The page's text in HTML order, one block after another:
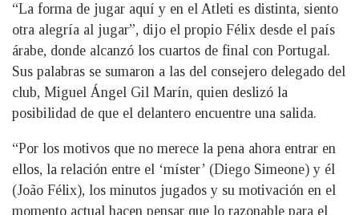
“La forma de jugar aquí y en el Atleti es distinta, siento
otra alegría al jugar”, dijo el propio Félix desde el país
árabe, donde alcanzó los cuartos de final con Portugal.
Sus palabras se sumaron a las del consejero delegado del
club, Miguel Ángel Gil Marín, quien deslizó la
posibilidad de que el delantero encuentre una salida.
“Por los motivos que no merece la pena ahora entrar en
ellos, la relación entre el ‘míster’ (Diego Simeone) y él
(João Félix), los minutos jugados y su motivación en el
momento actual hacen pensar que lo razonable para el